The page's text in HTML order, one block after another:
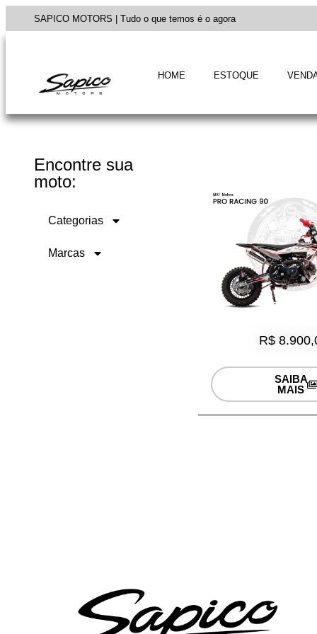
SAPICO MOTORS | Tudo o que temos é o agora
HOME ESTOQUE
Encontre sua
moto:
Categorias
Marcas
R$
SAIBA
MAIS